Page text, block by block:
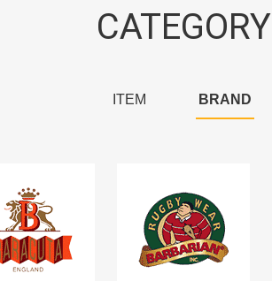
CATEGORY
ITEM BRAND